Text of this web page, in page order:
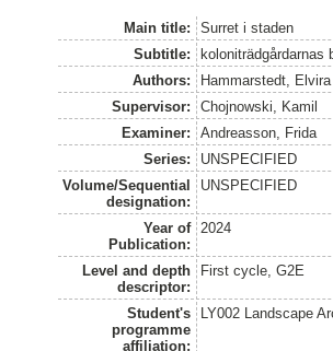
Main title:
Surret i staden
Subtitle:
koloniträdgårdarnas
Authors:
Hammarstedt, Elvira
Supervisor:
Chojnowski, Kamil
Examiner:
Andreasson, Frida
Series:
UNSPECIFIED
Volume/Sequential
designation:
UNSPECIFIED
Year of
Publication:
2024
Level and depth
descriptor:
First cycle, G2E
Student's
programme
affiliation:
LY002 Landscape